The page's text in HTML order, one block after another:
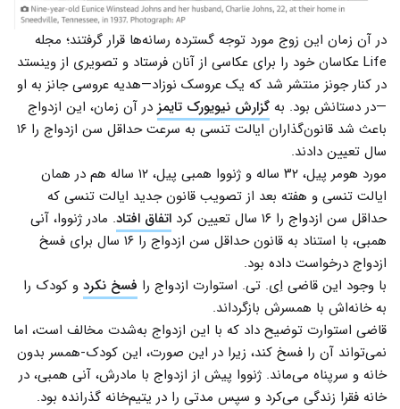
در آن زمان این زوج مورد توجه گسترده رسانه‌ها قرار گرفتند؛ مجله
Life عکاسان خود را برای عکاسی از آنان فرستاد و تصویری از وینستد
در کنار جونز منتشر شد که یک عروسک نوزاد—هدیه عروسی جانز به او
—در دستانش بود. به گزارش نیویورک تایمز در آن زمان، این ازدواج
باعث شد قانون‌گذاران ایالت تنسی به سرعت حداقل سن ازدواج را ۱۶
سال تعیین دادند.
مورد هومر پیل، ۳۲ ساله و ژنووا همبی پیل، ۱۲ ساله هم در همان
ایالت تنسی و هفته بعد از تصویب قانون جدید ایالت تنسی که
حداقل سن ازدواج را ۱۶ سال تعیین کرد
اتفاق افتاد. مادر ژنووا، آنی
همبی، با استناد به قانون حداقل سن ازدواج را ۱۶ سال برای فسخ
ازدواج درخواست داده بود.
با وجود این قاضی اِی. تی. استوارت ازدواج را فسخ نکرد و کودک را
به خانه‌اش با همسرش بازگرداند.
قاضی استوارت توضیح داد که با این ازدواج به‌شدت مخالف است، اما
نمی‌تواند آن را فسخ کند، زیرا در این صورت، این کودک-همسر بدون
خانه و سرپناه می‌ماند. ژنووا پیش از ازدواج با مادرش، آنی همبی، در
خانه فقرا زندگی می‌کرد و سپس مدتی را در یتیم‌خانه گذرانده بود.